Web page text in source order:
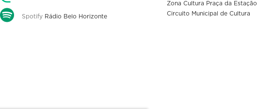
Spotify Rádio Belo Horizonte
Zona Cultura Praça da Estação
Circuito Municipal de Cultura